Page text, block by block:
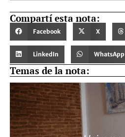
Compartí esta nota:
Facebook X
LinkedIn WhatsApp
Temas de la nota: